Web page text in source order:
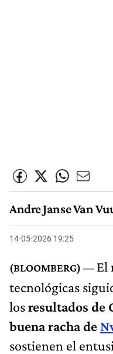
Andre Janse Van
14-05-2026 19:25
El
tecnológicas
losresultados de
buena racha de
sostienen el